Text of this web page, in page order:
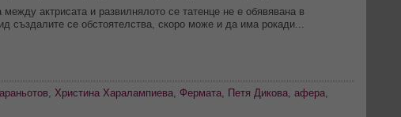
актрисата и развилнялото се татенце не е обявявана в
създалите се обстоятелства, скоро може и да има рокади...
, Христина Харалампиева, Фермата, Петя Дикова, афера,